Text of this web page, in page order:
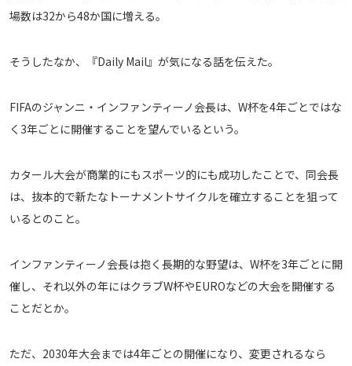
ABEMAの視聴について
Android
Web
メディアアライアンス
場数は32から48か国に増える。
そうしたなか、『Daily Mail』が気になる話を伝えた。
FIFAのジャンニ・インファンティーノ会長は、W杯を4年ごとではな
く3年ごとに開催することを望んでいるという。
カタール大会が商業的にもスポーツ的にも成功したことで、同会長
は、抜本的で新たなトーナメントサイクルを確立することを狙って
いるとのこと。
インファンティーノ会長は抱く長期的な野望は、W杯を3年ごとに開
催し、それ以外の年にはクラブW杯やEUROなどの大会を開催する
ことだとか。
ただ、2030年大会までは4年ごとの開催になり、変更されるなら